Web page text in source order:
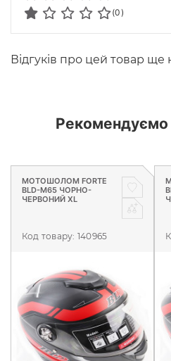
(0)
Відгуків про цей товар ще
Рекомендуємо
МОТОШОЛОМ FORTE
BLD-M65 ЧОРНО-
ЧЕРВОНИЙ XL
Код товару: 140965